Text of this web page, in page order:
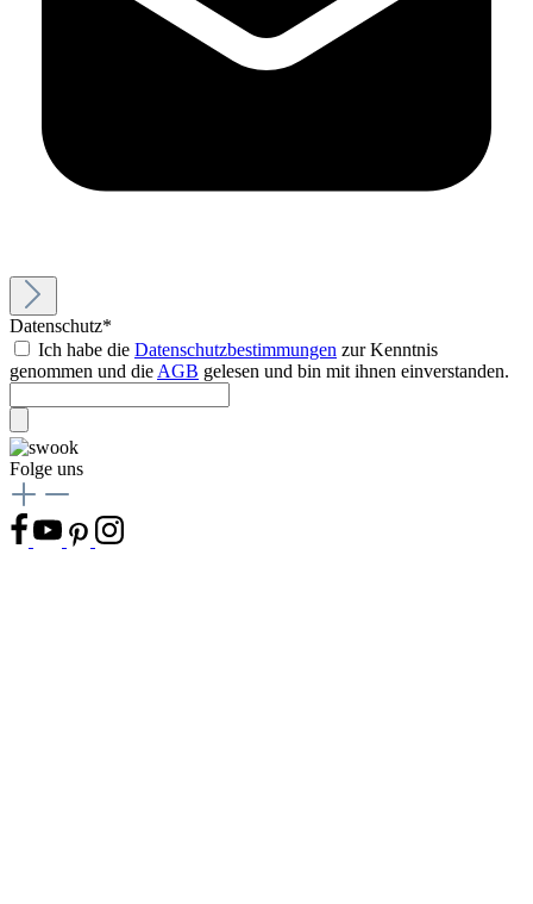
Datenschutz*
Ich habe die Datenschutzbestimmungen zur Kenntnis
genommen und die AGB gelesen und bin mit ihnen einverstanden.
Folge uns